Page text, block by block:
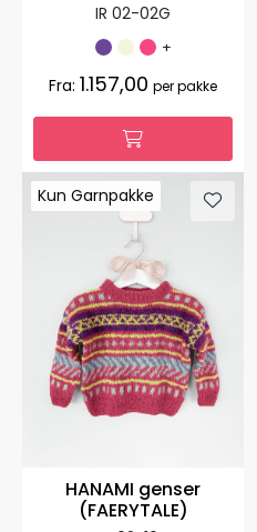
IR 02-02G
+
Fra: 1.157,00 per pakke
Kun Garnpakke
Kun Garnpakke
HANAMI genser
(FAERYTALE)